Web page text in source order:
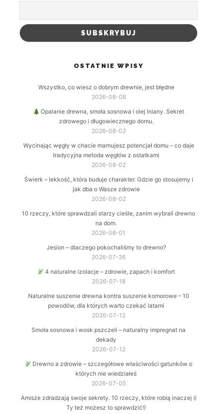
OSTATNIE WPISY
Wszystko, co wiesz o dobrym drewnie, jest błędne
2026-08-08
Opalanie drewna, smoła sosnowa i olej lniany. Sekret
zdrowego i długowiecznego domu.
2026-08-02
Wycinając węgły w chacie marnujesz potencjał domu – co daje
tradycyjna metoda węgłów z ostatkami
2026-08-02
Świerk – lekkość, która buduje charakter. Gdzie go stosujemy i
jak dba o Wasze zdrowie
2026-08-02
10 rzeczy, które sprawdzali starzy cieśle, zanim wybrali drewno
na dom.
2026-08-01
Jesion – dlaczego pokochaliśmy to drewno?
2026-07-26
4 naturalne izolacje – zdrowie, zapach i komfort
2026-07-18
Naturalne suszenie drewna kontra suszenie komorowe – 10
powodów, dla których warto czekać latami
2026-07-12
Smoła sosnowa i wosk pszczeli – naturalny impregnat na
dekady
2026-07-12
Drewno a zdrowie – szczegółowe właściwości gatunków o
których nie wiedziałeś
2026-07-05
Amisze zdradzają swoje sekrety. 10 rzeczy, które robią inaczej (i
Ty też możesz to sprawdzić!)